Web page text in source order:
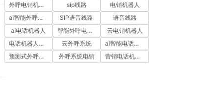
外呼电销机器人
sip线路
电销机器人
ai智能外呼系统
SIP语音线路
语音线路
ai电话机器人
智能外呼电销机器人
云电销机器人
电话机器人外呼
云外呼系统
ai智能电话机器人
预测式外呼系统
外呼系统电销 营销电话机器人